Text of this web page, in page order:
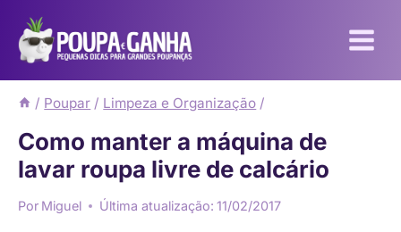
para
Conteúdo
/ Poupar / Limpeza e Organização /
Como manter a máquina de
lavar roupa livre de calcário
Por Miguel Última atualização: 11/02/2017